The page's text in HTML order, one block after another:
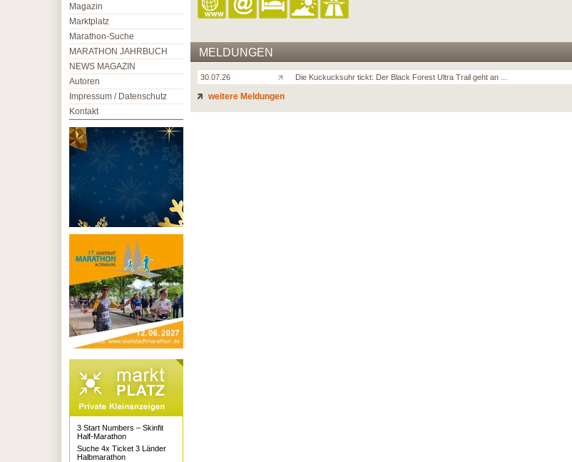
MELDUNGEN
30.07.26 Die Kuckucksuhr tickt: Der Black Forest Ultra Trail geht an ...
weitere Meldungen
Magazin
Marktplatz
Marathon-Suche
MARATHON JAHRBUCH
NEWS MAGAZIN
Autoren
Impressum / Datenschutz
Kontakt
3 Start Numbers – Skinfit
Half-Marathon
Suche 4x Ticket 3 Länder
Halbmarathon